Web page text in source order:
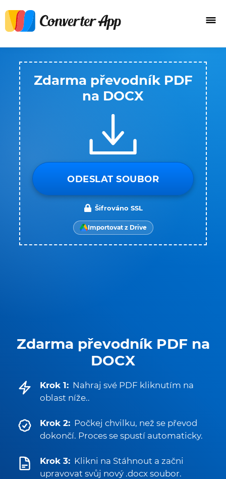
Zdarma převodník PDF na
DOCX
Krok 1: Nahraj své PDF kliknutím na
oblast níže..
Krok 2: Počkej chvilku, než se převod
dokončí. Proces se spustí automaticky.
Krok 3: Klikni na Stáhnout a začni
upravovat svůj nový .docx soubor.
Zdarma převodník PDF
na DOCX
ODESLAT SOUBOR
Šifrováno SSL
Importovat z Drive